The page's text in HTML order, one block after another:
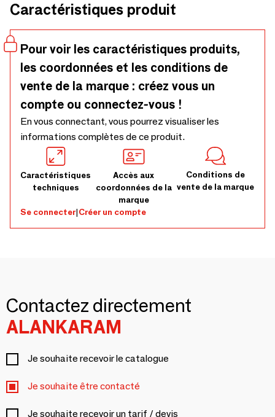
inclus dans le prix du canapé - 1975 x 1750 x 750
Caractéristiques produit
Pour voir les caractéristiques produits,
les coordonnées et les conditions de
vente de la marque : créez vous un
compte ou connectez-vous !
En vous connectant, vous pourrez visualiser les
informations complètes de ce produit.
Caractéristiques
techniques
Accès aux
coordonnées de la
marque
Conditions de
vente de la marque
Se connecter|Créer un compte
Contactez directement
ALANKARAM
Je souhaite recevoir le catalogue
Je souhaite être contacté
Je souhaite recevoir un tarif / devis